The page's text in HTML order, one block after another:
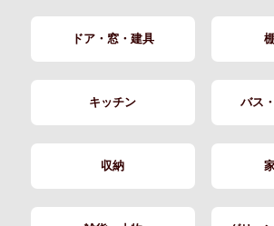
ドア・窓・建具
キッチン バス
収納